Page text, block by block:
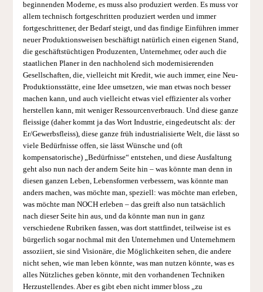
beginnenden Moderne, es muss also produziert werden. Es muss vor
allem technisch fortgeschritten produziert werden und immer
fortgeschrittener, der Bedarf steigt, und das findige Einführen immer
neuer Produktionsweisen beschäftigt natürlich einen eigenen Stand,
die geschäftstüchtigen Produzenten, Unternehmer, oder auch die
staatlichen Planer in den nachholend sich modernisierenden
Gesellschaften, die, vielleicht mit Kredit, wie auch immer, eine Neu-
Produktionsstätte, eine Idee umsetzen, wie man etwas noch besser
machen kann, und auch vielleicht etwas viel effizienter als vorher
herstellen kann, mit weniger Ressourcenverbrauch. Und diese ganze
fleissige (daher kommt ja das Wort Industrie, eingedeutscht als: der
Er/Gewerbsfleiss), diese ganze früh industrialisierte Welt, die lässt so
viele Bedürfnisse offen, sie lässt Wünsche und (oft
kompensatorische) „Bedürfnisse“ entstehen, und diese Ausfaltung
geht also nun nach der andern Seite hin – was könnte man denn in
diesen ganzen Leben, Lebensformen verbessern, was könnte man
anders machen, was möchte man, speziell: was möchte man erleben,
was möchte man NOCH erleben – das greift also nun tatsächlich
nach dieser Seite hin aus, und da könnte man nun in ganz
verschiedene Rubriken fassen, was dort stattfindet, teilweise ist es
bürgerlich sogar nochmal mit den Unternehmen und Unternehmern
assoziiert, sie sind Visionäre, die Möglichkeiten sehen, die andere
nicht sehen, wie man leben könnte, was man nutzen könnte, was es
alles Nützliches geben könnte, mit den vorhandenen Techniken
Herzustellendes. Aber es gibt eben nicht immer bloss „zu